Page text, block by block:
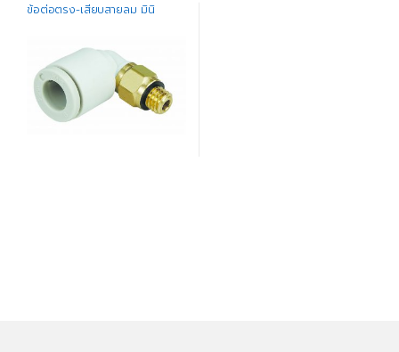
ข้อต่อตรง-เสียบสายลม มินิ